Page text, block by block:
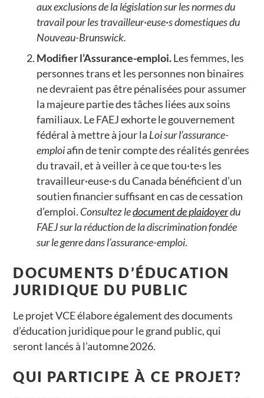
aux exclusions de la législation sur les normes du
travail pour les travailleur·euse·s domestiques du
Nouveau-Brunswick.
Modifier l’Assurance-emploi.Les femmes, les
personnes trans et les personnes non binaires
ne devraient pas être pénalisées pour assumer
la majeure partie des tâches liées aux soins
familiaux. Le FAEJ exhorte le gouvernement
fédéral à mettre à jour la Loi sur l’assurance-
emploiafin de tenir compte des réalités genrées
du travail, et à veiller à ce que tou·te·s les
travailleur·euse·s du Canada bénéficient d’un
soutien financier suffisant en cas de cessation
d’emploi. Consultez ledocument de plaidoyerdu
FAEJ sur la réduction de la discrimination fondée
sur le genre dans l’assurance-emploi.
DOCUMENTS D’ÉDUCATION
JURIDIQUE DU PUBLIC
Le projet VCE élabore également des documents
d’éducation juridique pour le grand public, qui
seront lancés à l’automne 2026.
QUI PARTICIPE À CE PROJET?